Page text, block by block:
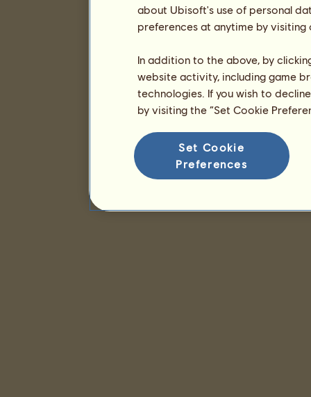
about Ubisoft's use of personal
preferences at anytime by
In addition to the above, by
website activity, including game
technologies. If you wish to
by visiting the “Set Cookie
Set Cookie
Preferences